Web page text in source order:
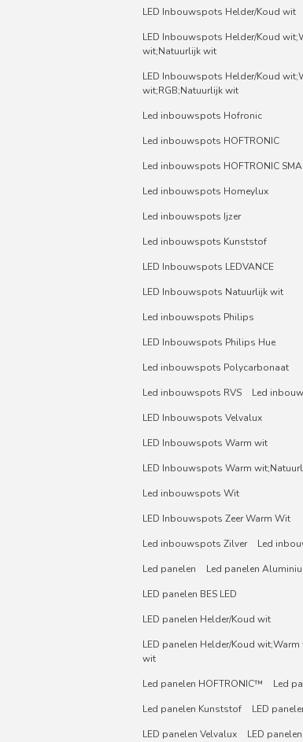
LED Inbouwspots Helder/Koud wit
LED Inbouwspots Helder/Koud
wit;Natuurlijk wit
LED Inbouwspots Helder/Koud
wit;RGB;Natuurlijk wit
Led inbouwspots Hofronic
Led inbouwspots HOFTRONIC
Led inbouwspots HOFTRONIC
Led inbouwspots Homeylux
Led inbouwspots Ijzer
Led inbouwspots Kunststof
LED Inbouwspots LEDVANCE
LED Inbouwspots Natuurlijk wit
Led inbouwspots Philips
LED Inbouwspots Philips Hue
Led inbouwspots Polycarbonaat
Led inbouwspots RVS
Led
LED Inbouwspots Velvalux
LED Inbouwspots Warm wit
LED Inbouwspots Warm
Led inbouwspots Wit
LED Inbouwspots Zeer Warm Wit
Led inbouwspots Zilver
Led
Led panelen
Led panelen
LED panelen BES LED
LED panelen Helder/Koud wit
LED panelen Helder/Koud
wit
Led panelen HOFTRONIC™
Led
Led panelen Kunststof
LED
LED panelen Velvalux
LED